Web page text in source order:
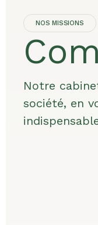
NOS MISSIONS
Notre
société, en